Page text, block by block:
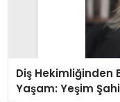
Diş Hekimliğinden
Yaşam: Yeşim